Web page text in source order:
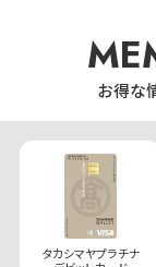
お得な
タカシマヤプラチナ